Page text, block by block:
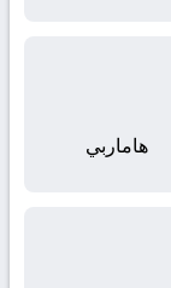
هاماربي